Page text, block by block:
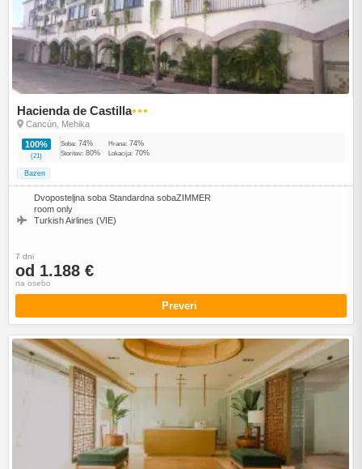
Hacienda de Castilla●●●
Cancún, Mehika
100%
(21)
Soba: 74% Hrana: 74%
Storitev: 80% Lokacija: 70%
Bazen
Dvoposteljna soba Standardna sobaZIMMER
room only
Turkish Airlines (VIE)
7 dni
od 1.188 €
na osebo
Preveri